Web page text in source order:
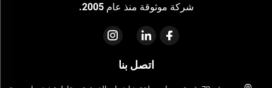
شركة موثوقة منذ عام 2005.
اتصل بنا